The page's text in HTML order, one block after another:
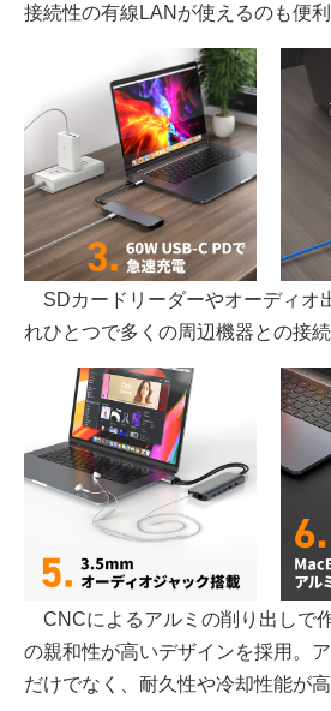
接続性の有線LANが使えるのも便利
SDカードリーダーやオーディオ
れひとつで多くの周辺機器との接続
CNCによるアルミの削り出しで
の親和性が高いデザインを採用。
だけでなく、耐久性や冷却性能が